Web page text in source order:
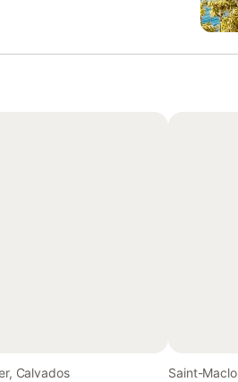
Calvados
Saint-